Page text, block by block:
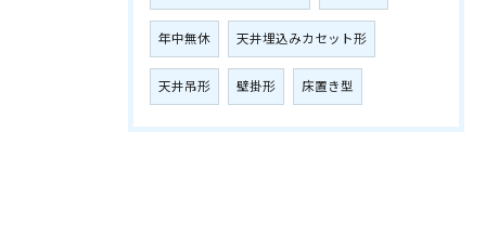
年中無休 天井埋込みカセット形
天井吊形 壁掛形 床置き型